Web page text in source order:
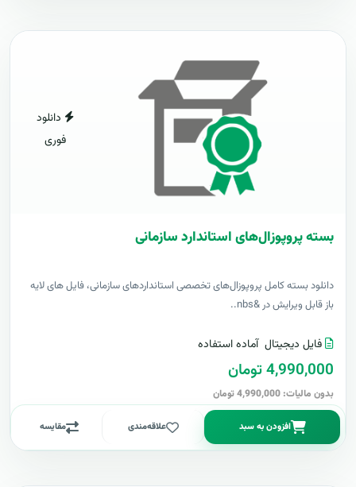
دانلود
فوری
بسته پروپوزال‌های استاندارد سازمانی
دانلود بسته کامل پروپوزال‌های تخصصی استانداردهای سازمانی، فایل های لایه
باز قابل ویرایش در &nbs..
فایل دیجیتال آماده استفاده
4,990,000 تومان
بدون مالیات: 4,990,000 تومان
افزودن به سبد علاقه‌مندی مقایسه